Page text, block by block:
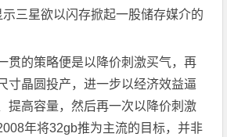
三星欲以闪存掀起一股储存媒介的
的策略便是以降价刺激买气，再
寸晶圆投产，进一步以经济效益逼
提高容量，然后再一次以降价刺激
年将32gb推为主流的目标，并非